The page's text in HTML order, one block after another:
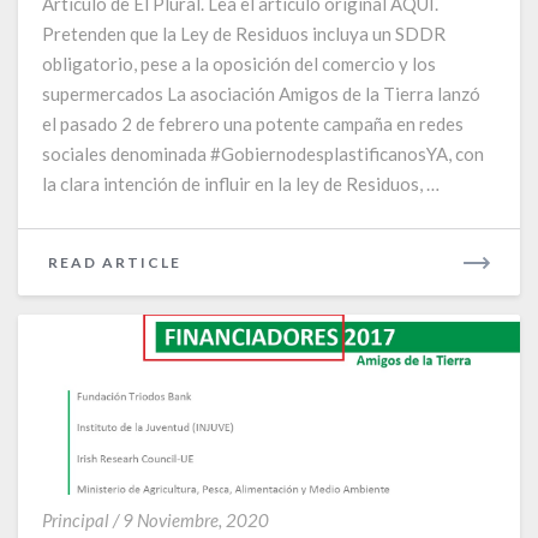
su
presión
sobre
la
ministra
Ribera
Pretenden que la Ley de Residuos incluya un SDDR
obligatorio, pese a la oposición del comercio y los
supermercados La asociación Amigos de la Tierra lanzó
el pasado 2 de febrero una potente campaña en redes
sociales denominada #GobiernodesplastificanosYA, con
la clara intención de influir en la ley de Residuos, …
READ ARTICLE
Principal /9 Noviembre, 2020La